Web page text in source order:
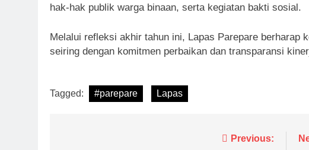
hak-hak publik warga binaan, serta kegiatan bakti sosial.
Melalui refleksi akhir tahun ini, Lapas Parepare berharap
seiring dengan komitmen perbaikan dan transparansi
Tagged: #parepare Lapas
Previous: